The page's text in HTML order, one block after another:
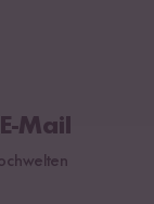
Mail